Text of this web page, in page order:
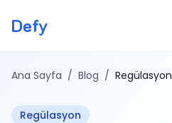
Defy
Ana Sayfa / Blog / Regülasyon
Regülasyon